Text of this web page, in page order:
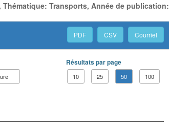
Transports, Année de publication:
PDF CSV Courriel
Résultats par page
10 25 50 100